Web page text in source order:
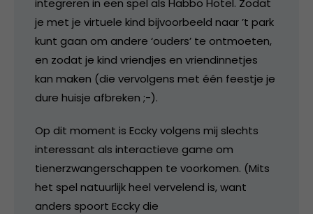
je met je virtuele kind bijvoorbeeld naar ’t park
kunt gaan om andere ‘ouders’ te ontmoeten,
en zodat je kind vriendjes en vriendinnetjes
kan maken (die vervolgens met één feestje je
dure huisje afbreken ;-).
Op dit moment is Eccky volgens mij slechts
interessant als interactieve game om
tienerzwangerschappen te voorkomen. (Mits
het spel natuurlijk heel vervelend is, want
anders spoort Eccky die